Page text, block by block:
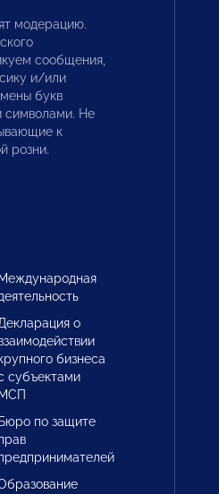
модерацию.
сообщения,
и/или
букв
символами. Не
к
розни.
Международная
о
бизнеса
субъектами
МСП
Бюро по защите